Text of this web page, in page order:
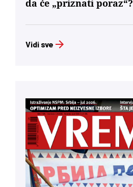
da će „priznati poraz“?
Vidi sve